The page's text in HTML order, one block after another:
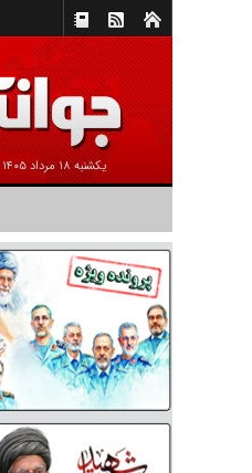
يکشنبه ۱۸ مرداد ۱۴۰۵ -